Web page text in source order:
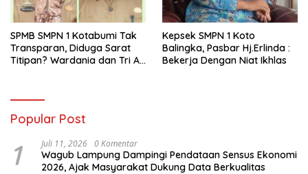
SPMB SMPN 1 Kotabumi Tak
Transparan, Diduga Sarat
Titipan? Wardania dan Tri Aji
Kepsek SMPN 1 Koto
Balingka, Pasbar Hj.Erlinda :
Bekerja Dengan Niat Ikhlas
Popular Post
1 Juli 11, 2026 0 Komentar
Wagub Lampung Dampingi Pendataan Sensus Ekonomi
2026, Ajak Masyarakat Dukung Data Berkualitas